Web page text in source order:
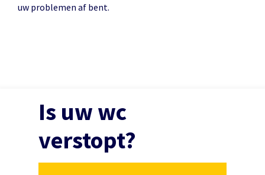
uw problemen af bent.
Is uw wc
verstopt?